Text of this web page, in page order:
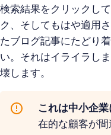
検索結果をクリックし
ク、そしてもはや適用
たブログ記事にたどり
い。それはイライラし
壊します。
これは中小企業
在的な顧客が